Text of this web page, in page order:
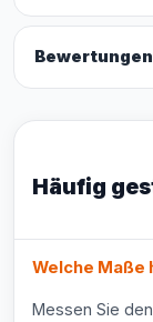
Bewertungen
Häufig
Welche Maße
Messen Sie